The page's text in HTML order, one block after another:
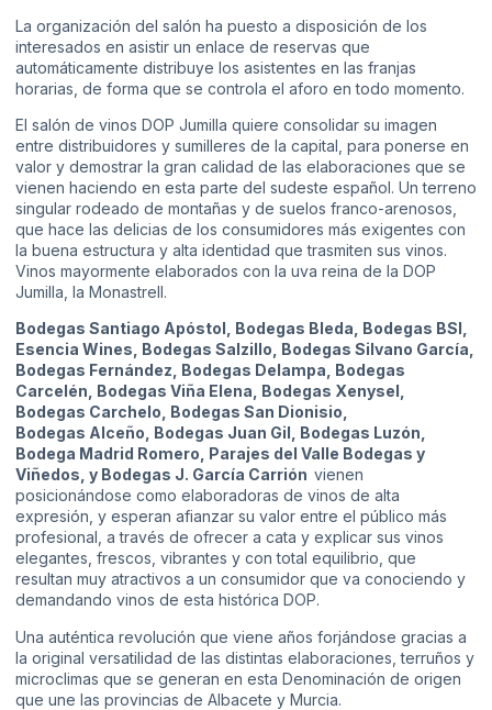
La organización del salón ha puesto a disposición de los
interesados en asistir un enlace de reservas que
automáticamente distribuye los asistentes en las franjas
horarias, de forma que se controla el aforo en todo momento.
El salón de vinos DOP Jumilla quiere consolidar su imagen
entre distribuidores y sumilleres de la capital, para ponerse en
valor y demostrar la gran calidad de las elaboraciones que se
vienen haciendo en esta parte del sudeste español. Un terreno
singular rodeado de montañas y de suelos franco-arenosos,
que hace las delicias de los consumidores más exigentes con
la buena estructura y alta identidad que trasmiten sus vinos.
Vinos mayormente elaborados con la uva reina de la DOP
Jumilla, la Monastrell.
Bodegas Santiago Apóstol, Bodegas Bleda, Bodegas BSI,
Esencia Wines, Bodegas Salzillo, Bodegas Silvano García,
Bodegas Fernández, Bodegas Delampa, Bodegas
Carcelén, Bodegas Viña Elena, Bodegas Xenysel,
Bodegas Carchelo, Bodegas San Dionisio,
Bodegas Alceño, Bodegas Juan Gil, Bodegas Luzón,
Bodega Madrid Romero, Parajes del Valle Bodegas y
Viñedos, y Bodegas J. García Carrión vienen
posicionándose como elaboradoras de vinos de alta
expresión, y esperan afianzar su valor entre el público más
profesional, a través de ofrecer a cata y explicar sus vinos
elegantes, frescos, vibrantes y con total equilibrio, que
resultan muy atractivos a un consumidor que va conociendo y
demandando vinos de esta histórica DOP.
Una auténtica revolución que viene años forjándose gracias a
la original versatilidad de las distintas elaboraciones, terruños y
microclimas que se generan en esta Denominación de origen
que une las provincias de Albacete y Murcia.